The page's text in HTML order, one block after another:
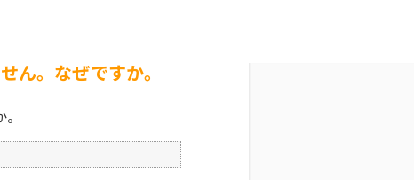
ん。なぜですか。